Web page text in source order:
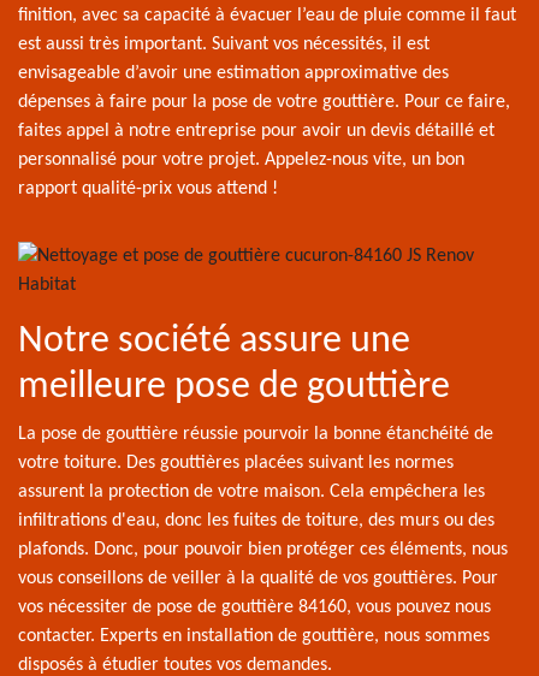
finition, avec sa capacité à évacuer l’eau de pluie comme il faut
est aussi très important. Suivant vos nécessités, il est
envisageable d’avoir une estimation approximative des
dépenses à faire pour la pose de votre gouttière. Pour ce faire,
faites appel à notre entreprise pour avoir un devis détaillé et
personnalisé pour votre projet. Appelez-nous vite, un bon
rapport qualité-prix vous attend !
Notre société assure une
meilleure pose de gouttière
La pose de gouttière réussie pourvoir la bonne étanchéité de
votre toiture. Des gouttières placées suivant les normes
assurent la protection de votre maison. Cela empêchera les
infiltrations d'eau, donc les fuites de toiture, des murs ou des
plafonds. Donc, pour pouvoir bien protéger ces éléments, nous
vous conseillons de veiller à la qualité de vos gouttières. Pour
vos nécessiter de pose de gouttière 84160, vous pouvez nous
contacter. Experts en installation de gouttière, nous sommes
disposés à étudier toutes vos demandes.